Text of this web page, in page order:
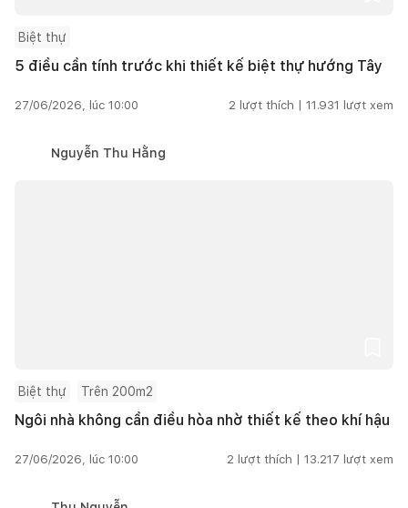
Biệt thự
5 điều cần tính trước khi thiết kế biệt thự hướng Tây
27/06/2026, lúc 10:00 2 lượt thích | 11.931 lượt xem
Nguyễn Thu Hằng
Biệt thự Trên 200m2
Ngôi nhà không cần điều hòa nhờ thiết kế theo khí hậu
27/06/2026, lúc 10:00 2 lượt thích | 13.217 lượt xem